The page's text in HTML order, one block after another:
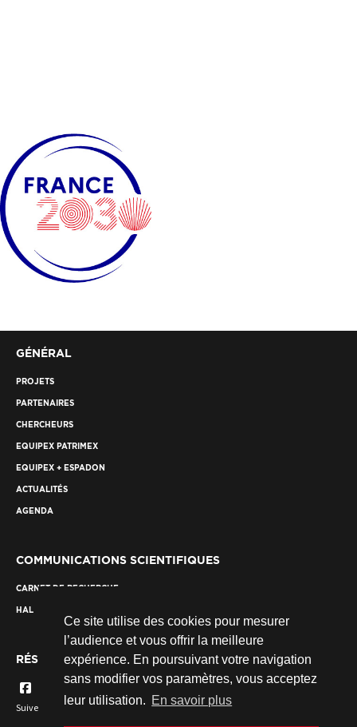
Ce site utilise des cookies pour mesurer
l’audience et vous offrir la meilleure
expérience. En poursuivant votre navigation
sans modifier vos paramètres, vous acceptez
leur utilisation. En savoir plus
GÉNÉRAL
PROJETS
PARTENAIRES
CHERCHEURS
EQUIPEX PATRIMEX
EQUIPEX + ESPADON
ACTUALITÉS
AGENDA
COMMUNICATIONS SCIENTIFIQUES
CARNET DE RECHERCHE
HAL
RÉSEAUX SOCIAUX
Suivez nous...